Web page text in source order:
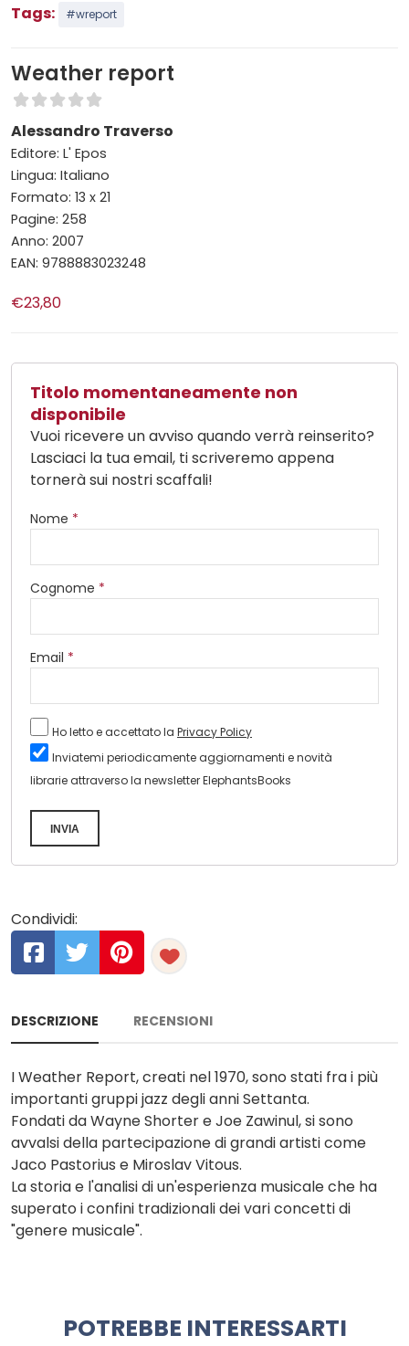
Tags:
#wreport
Weather report
Alessandro Traverso
Editore: L' Epos
Lingua: Italiano
Formato: 13 x 21
Pagine: 258
Anno: 2007
EAN: 9788883023248
€23,80
Titolo momentaneamente non
disponibile
Vuoi ricevere un avviso quando verrà reinserito?
Lasciaci la tua email, ti scriveremo appena
tornerà sui nostri scaffali!
Nome *
Cognome *
Email *
Ho letto e accettato la Privacy Policy
Inviatemi periodicamente aggiornamenti e novità
librarie attraverso la newsletter ElephantsBooks
INVIA
Condividi:
DESCRIZIONE RECENSIONI
I Weather Report, creati nel 1970, sono stati fra i più
importanti gruppi jazz degli anni Settanta.
Fondati da Wayne Shorter e Joe Zawinul, si sono
avvalsi della partecipazione di grandi artisti come
Jaco Pastorius e Miroslav Vitous.
La storia e l'analisi di un'esperienza musicale che ha
superato i confini tradizionali dei vari concetti di
"genere musicale".
POTREBBE INTERESSARTI